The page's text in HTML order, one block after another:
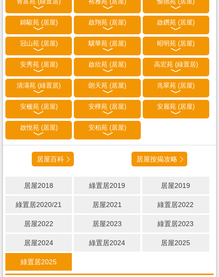
錦駿苑 (居屋) 啟翔苑 (居屋) 啟鑽苑 (居屋)
冠山苑 (居屋) 驥華苑 (居屋) 昭明苑 (居屋)
安秀苑 (居屋) 啟欣苑 (居屋) 高宏苑 (綠置居)
清濤苑 (綠置居) 朗天苑 (居屋) 兆翠苑 (居屋)
安楹苑 (居屋) 安樺苑 (居屋) 安麗苑 (居屋)
啟悅苑 (居屋) 安柏苑 (居屋)
居屋百科 居屋按揭攻略
居屋2018 綠置居2019 居屋2019
綠置居2020/21 居屋2021 綠置居2022
居屋2022 居屋2023 綠置居2023
居屋2024 綠置居2024 居屋2025
綠置居2025